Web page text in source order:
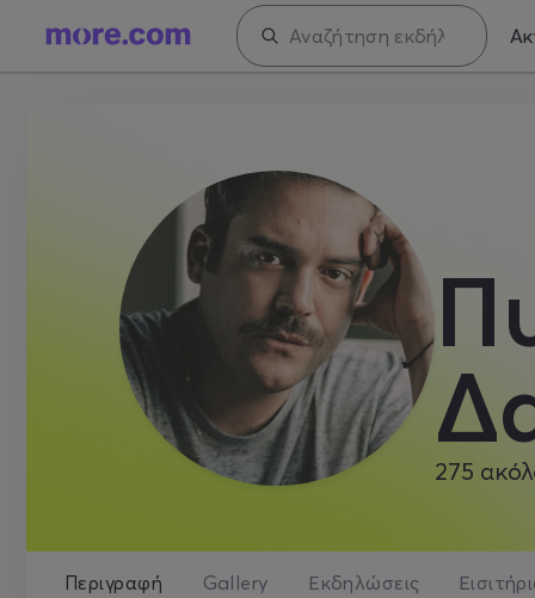
275
Περιγραφή Gallery Εκδηλώσεις